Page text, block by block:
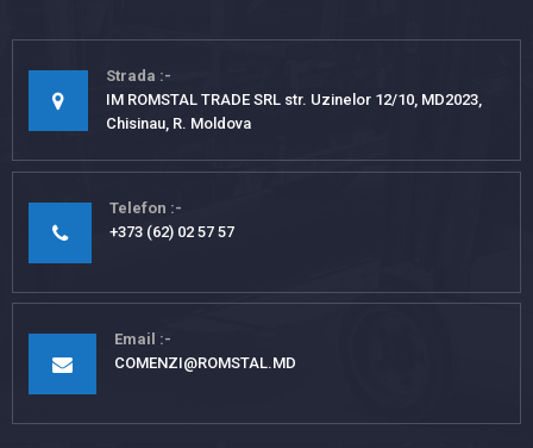
Strada
IM ROMSTAL TRADE SRL str. Uzinelor 12/10, MD2023,
Chisinau, R. Moldova
Telefon
+373 (62) 02 57 57
Email
COMENZI@ROMSTAL.MD